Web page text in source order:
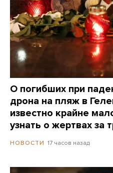
О погибших при
дрона на пляж в
известно крайне
узнать о жертвах за
НОВОСТИ 17 часов назад